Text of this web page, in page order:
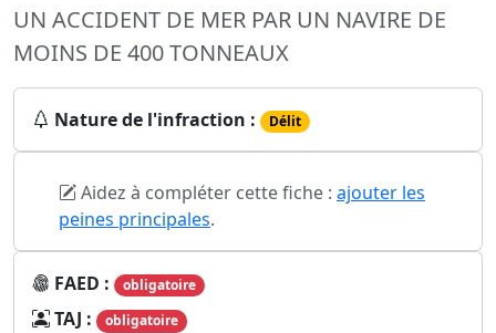
UN ACCIDENT DE MER PAR UN NAVIRE DE
MOINS DE 400 TONNEAUX
Nature de l'infraction : Délit
Aidez à compléter cette fiche : ajouter les
peines principales.
FAED : obligatoire
TAJ : obligatoire